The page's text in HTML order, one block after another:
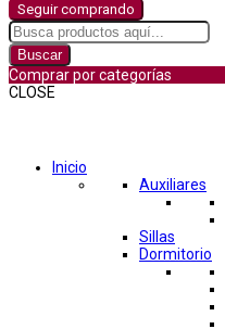
Seguir comprando
Buscar
Comprar por categorías
CLOSE
Inicio
Auxiliares
Sillas
Dormitorio